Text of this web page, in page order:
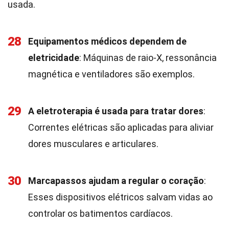
usada.
28
Equipamentos médicos dependem de
eletricidade: Máquinas de raio-X, ressonância
magnética e ventiladores são exemplos.
29 A eletroterapia é usada para tratar dores:
Correntes elétricas são aplicadas para aliviar
dores musculares e articulares.
30 Marcapassos ajudam a regular o coração:
Esses dispositivos elétricos salvam vidas ao
controlar os batimentos cardíacos.